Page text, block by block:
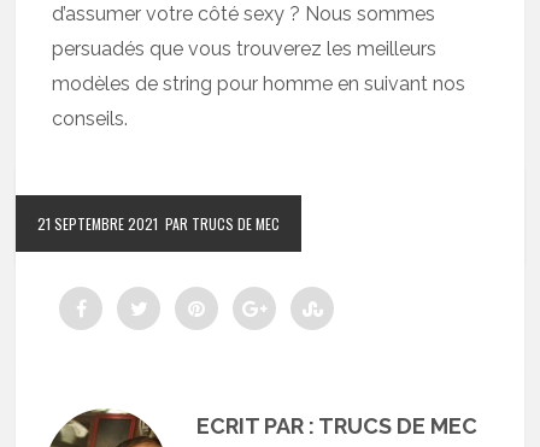
d’assumer votre côté sexy ? Nous sommes
persuadés que vous trouverez les meilleurs
modèles de string pour homme en suivant nos
conseils.
21 SEPTEMBRE 2021 PAR TRUCS DE MEC
ECRIT PAR : TRUCS DE MEC